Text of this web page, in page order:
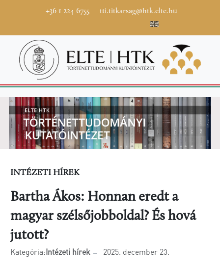
+36 1 224 6755 tti.titkarsag@htk.elte.hu
INTÉZETI HÍREK
Bartha Ákos: Honnan eredt a
magyar szélsőjobboldal? És hová
jutott?
Kategória:Intézeti hírek 2025. december 23.